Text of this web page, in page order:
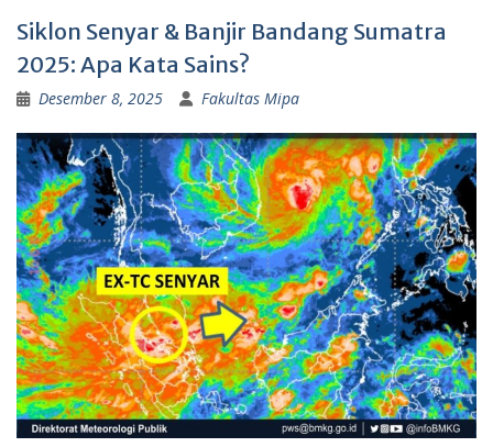
Siklon Senyar & Banjir Bandang Sumatra
2025: Apa Kata Sains?
Desember 8, 2025 Fakultas Mipa